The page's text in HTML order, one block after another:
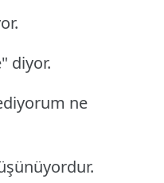
diyor.
ne